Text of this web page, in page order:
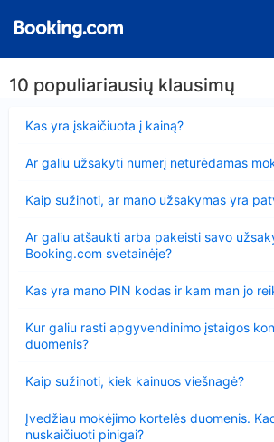
10 populiariausių klausimų
Kas yra įskaičiuota į kainą?
Ar galiu užsakyti numerį neturėdamas
Kaip sužinoti, ar mano užsakymas yra
Ar galiu atšaukti arba pakeisti savo
Booking.com svetainėje?
Kas yra mano PIN kodas ir kam man jo
Kur galiu rasti apgyvendinimo įstaigos
duomenis?
Kaip sužinoti, kiek kainuos viešnagė?
Įvedžiau mokėjimo kortelės duomenis.
nuskaičiuoti pinigai?